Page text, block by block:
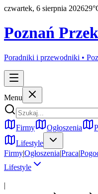
czwartek, 6 sierpnia 202629
Poznań
Poradniki i przewodniki •
Menu
Firmy Ogłoszenia
Lifestyle
Firmy|Ogłoszenia|Praca|
Lifestyle
|